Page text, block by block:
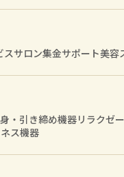
スサロン集金サポート美容
・引き締め機器リラクゼ
ス機器